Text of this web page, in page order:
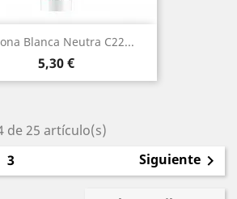
Blanca Neutra C22...
Precio
5,30 €
de 25 artículo(s)
3 Siguiente 